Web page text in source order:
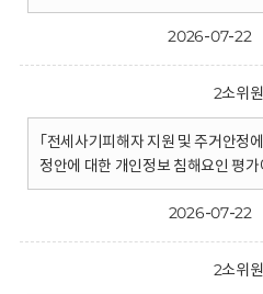
2026-07-22
2소위
｢전세사기피해자 지원 및 주거안정
정안에 대한 개인정보 침해요인 평가
2026-07-22
2소위